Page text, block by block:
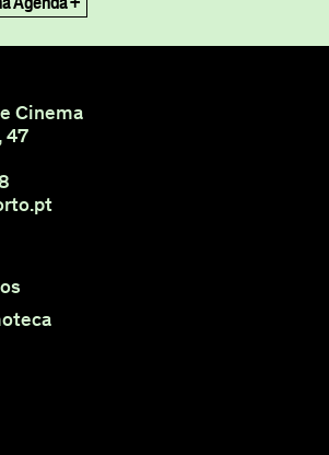
Cinema
47